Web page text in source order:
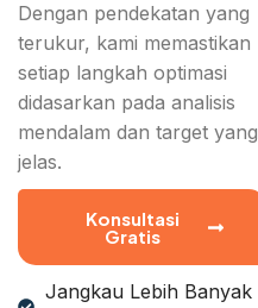
Dengan pendekatan yang
terukur, kami memastikan
setiap langkah optimasi
didasarkan pada analisis
mendalam dan target yang
jelas.
Konsultasi
Gratis
Jangkau Lebih Banyak